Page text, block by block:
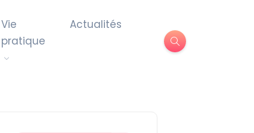
Vie
pratique
Actualités